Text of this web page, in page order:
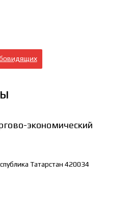
экономический
Татарстан 420034